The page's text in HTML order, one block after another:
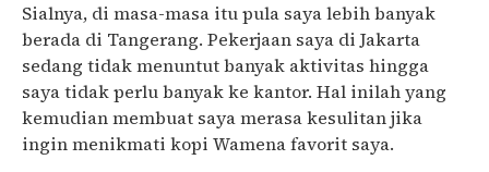
Sialnya, di masa-masa itu pula saya lebih banyak
berada di Tangerang. Pekerjaan saya di Jakarta
sedang tidak menuntut banyak aktivitas hingga
saya tidak perlu banyak ke kantor. Hal inilah yang
kemudian membuat saya merasa kesulitan jika
ingin menikmati kopi Wamena favorit saya.